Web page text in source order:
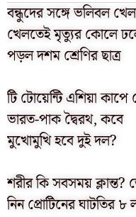
বন্ধুদের সঙ্গে ভলিবল
খেলতেই মৃত্যুর কোলে
পড়ল দশম শ্রেণির ছাত্র
টি টোয়েন্টি এশিয়া
ভারত-পাক দ্বৈরথ, কবে
মুখোমুখি হবে দুই দল?
শরীর কি সবসময় ক্লান্ত?
নিন প্রোটিনের ঘাটতির ৮